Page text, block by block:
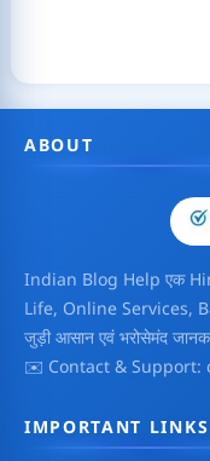
ABOUT
Indian Blog Help एक
Life, Online Services,
जुड़ी आसान एवं भरोसेमंद
✉️ Contact & Support:
IMPORTANT LINKS